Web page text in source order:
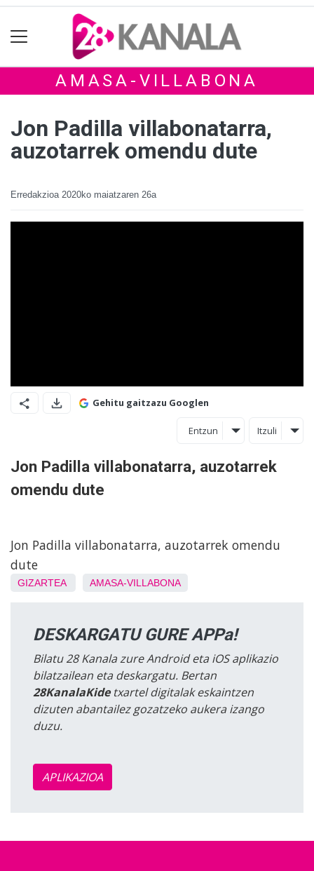
AMASA-VILLABONA
Jon Padilla villabonatarra,
auzotarrek omendu dute
Erredakzioa 2020ko maiatzaren 26a
Gehitu gaitzazu Googlen
Entzun Itzuli
Jon Padilla villabonatarra, auzotarrek
omendu dute
Jon Padilla villabonatarra, auzotarrek omendu
dute
GIZARTEA AMASA-VILLABONA
DESKARGATU GURE APPa!
Bilatu 28 Kanala zure Android eta iOS aplikazio
bilatzailean eta deskargatu. Bertan
28KanalaKidetxartel digitalak eskaintzen
dizuten abantailez gozatzeko aukera izango
duzu.
APLIKAZIOA